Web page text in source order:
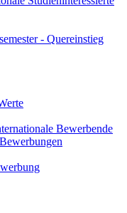
- Quereinstieg
Bewerbende